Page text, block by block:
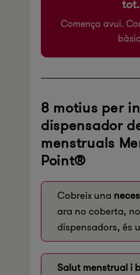
tot.
Comença avui.
8 motius per
dispensador
menstruals
Point®
Cobreix una
ara no coberta,
dispensadors, és
Salut menstrual i